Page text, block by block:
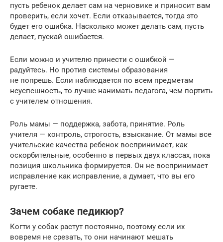
пусть ребенок делает сам на черновике и приносит вам
проверить, если хочет. Если отказывается, тогда это
будет его ошибка. Насколько может делать сам, пусть
делает, пускай ошибается.
Если можно и учителю принести с ошибкой —
радуйтесь. Но против системы образования
не попрешь. Если наблюдается по всем предметам
неуспешность, то лучше нанимать педагога, чем портить
с учителем отношения.
Роль мамы — поддержка, забота, принятие. Роль
учителя — контроль, строгость, взыскание. От мамы все
учительские качества ребенок воспринимает, как
оскорбительные, особенно в первых двух классах, пока
позиция школьника формируется. Он не воспринимает
исправление как исправление, а думает, что вы его
ругаете.
Зачем собаке педикюр?
Когти у собак растут постоянно, поэтому если их
вовремя не срезать, то они начинают мешать